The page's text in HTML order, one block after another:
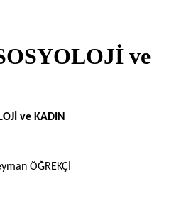
ve
ve KADIN
ÖĞREKÇİ